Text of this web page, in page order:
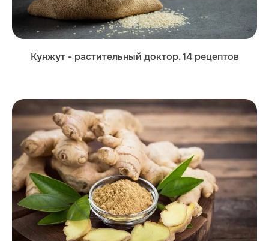
Кунжут - растительный доктор. 14 рецептов